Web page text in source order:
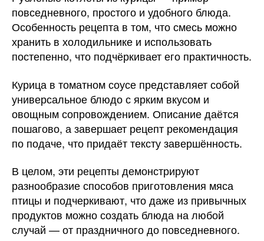
повседневного, простого и удобного блюда.
Особенность рецепта в том, что смесь можно
хранить в холодильнике и использовать
постепенно, что подчёркивает его практичность.
Курица в томатном соусе представляет собой
универсальное блюдо с ярким вкусом и
овощным сопровождением. Описание даётся
пошагово, а завершает рецепт рекомендация
по подаче, что придаёт тексту завершённость.
В целом, эти рецепты демонстрируют
разнообразие способов приготовления мяса
птицы и подчеркивают, что даже из привычных
продуктов можно создать блюда на любой
случай — от праздничного до повседневного.